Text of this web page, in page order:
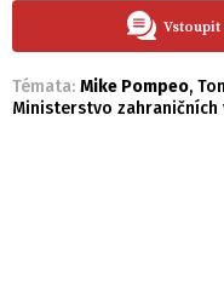
Vstoupit
Témata: Mike Pompeo,
Ministerstvo zahraničních